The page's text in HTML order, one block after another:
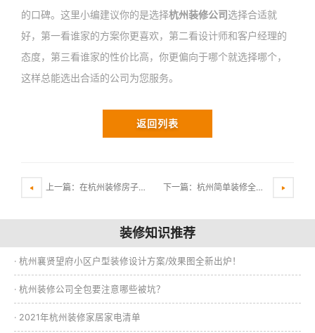
的口碑。这里小编建议你的是选择杭州装修公司选择合适就
好，第一看谁家的方案你更喜欢，第二看设计师和客户经理的
态度，第三看谁家的性价比高，你更偏向于哪个就选择哪个，
这样总能选出合适的公司为您服务。
返回列表
上一篇：在杭州装修房子该如何省钱？ 下一篇：杭州简单装修全包多少钱一平米？
装修知识推荐
· 杭州襄贤望府小区户型装修设计方案/效果图全新出炉！
· 杭州装修公司全包要注意哪些被坑？
· 2021年杭州装修家居家电清单